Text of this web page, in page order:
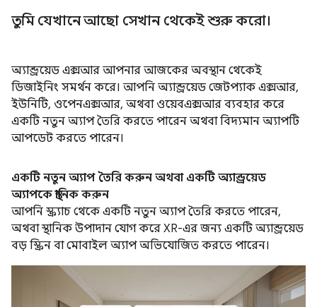
তুমি যেখানে আছো সেখান থেকেই শুরু করো।
অ্যান্ড্রয়েড এক্সআর আপনার আজকের অবস্থান থেকেই
ডিজাইনিং সমর্থন করে। আপনি অ্যান্ড্রয়েড জেটপ্যাক এক্সআর,
ইউনিটি, ওপেনএক্সআর, অথবা ওয়েবএক্সআর ব্যবহার করে
একটি নতুন অ্যাপ তৈরি করতে পারেন অথবা বিদ্যমান অ্যাপটি
আপডেট করতে পারেন।
একটি নতুন অ্যাপ তৈরি করুন অথবা একটি অ্যান্ড্রয়েড
অ্যাপকে স্থানিক করুন
আপনি স্ক্র্যাচ থেকে একটি নতুন অ্যাপ তৈরি করতে পারেন,
অথবা স্থানিক উপাদান যোগ করে XR-এর জন্য একটি অ্যান্ড্রয়েড
বড় স্ক্রিন বা মোবাইল অ্যাপ অভিযোজিত করতে পারেন।